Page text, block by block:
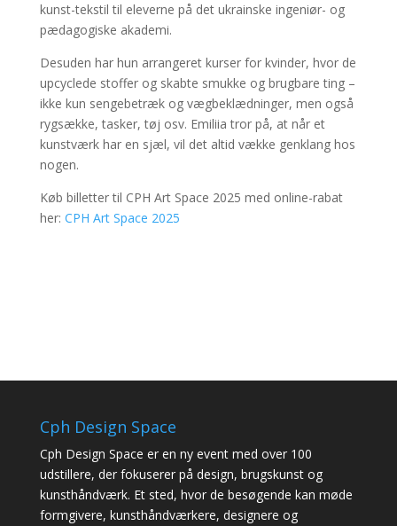
kunst-tekstil til eleverne på det ukrainske ingeniør- og
pædagogiske akademi.
Desuden har hun arrangeret kurser for kvinder, hvor de
upcyclede stoffer og skabte smukke og brugbare ting –
ikke kun sengebetræk og vægbeklædninger, men også
rygsække, tasker, tøj osv. Emiliia tror på, at når et
kunstværk har en sjæl, vil det altid vække genklang hos
nogen.
Køb billetter til CPH Art Space 2025 med online-rabat
her: CPH Art Space 2025
Cph Design Space
Cph Design Space er en ny event med over 100
udstillere, der fokuserer på design, brugskunst og
kunsthåndværk. Et sted, hvor de besøgende kan møde
formgivere, kunsthåndværkere, designere og